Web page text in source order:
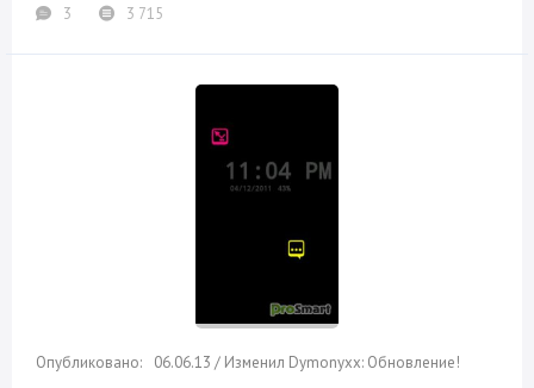
3
3 715
06.06.13 / Изменил Dymonyxx: Обновление!